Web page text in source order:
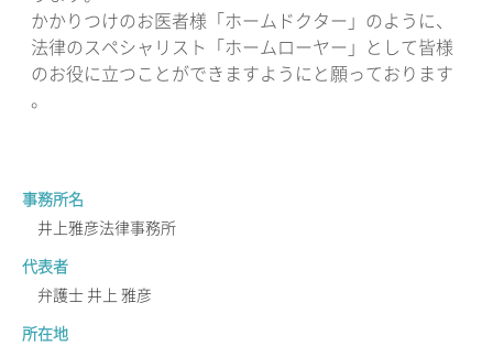
かかりつけのお医者様「ホームドクター」のように、
法律のスペシャリスト「ホームローヤー」として皆様
のお役に立つことができますようにと願っております
。
事務所名
井上雅彦法律事務所
代表者
弁護士 井上 雅彦
所在地